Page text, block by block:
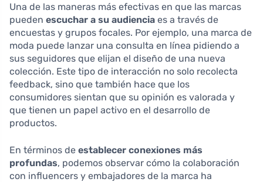
Una de las maneras más efectivas en que las marcas
pueden escuchar a su audiencia es a través de
encuestas y grupos focales. Por ejemplo, una marca de
moda puede lanzar una consulta en línea pidiendo a
sus seguidores que elijan el diseño de una nueva
colección. Este tipo de interacción no solo recolecta
feedback, sino que también hace que los
consumidores sientan que su opinión es valorada y
que tienen un papel activo en el desarrollo de
productos.
En términos de establecer conexiones más
profundas, podemos observar cómo la colaboración
con influencers y embajadores de la marca ha